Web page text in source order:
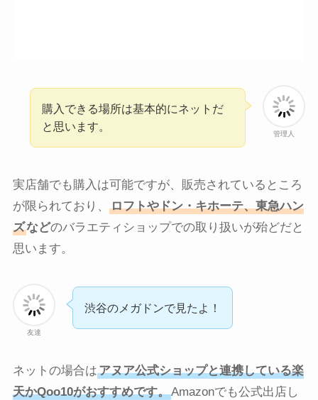
管理人
購入できる場所は基本的にネットだ
と思います。
実店舗でも購入は可能ですが、販売されているところ
が限られており、
ロフトやドン・キホーテ、東急ハン
ズなどのバラエティショップでの取り扱いが殆どだと
思います。
友達
渋谷のメガドンで見たよ！
ネットの場合はアヌア公式ショップと連携している楽
天かQoo10がおすすめです。Amazonでも公式出店し